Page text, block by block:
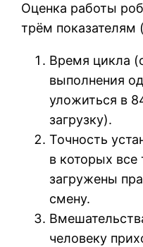
Оценка работы
трём показателям
Время цикла
выполнения
уложиться в
загрузку).
Точность
в которых
загружены
смену.
человеку